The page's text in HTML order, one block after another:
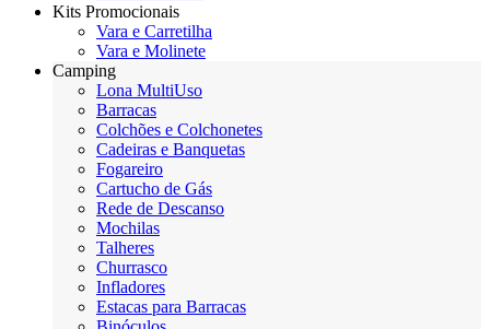
Kits Promocionais
Vara e Carretilha
Vara e Molinete
Camping
Lona MultiUso
Barracas
Colchões e Colchonetes
Cadeiras e Banquetas
Fogareiro
Cartucho de Gás
Rede de Descanso
Mochilas
Talheres
Churrasco
Infladores
Estacas para Barracas